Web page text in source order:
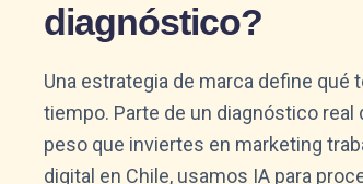
diagnóstico?
Una estrategia de marca define qué
tiempo. Parte de un diagnóstico
peso que inviertes en marketing
digital en Chile, usamos IA para